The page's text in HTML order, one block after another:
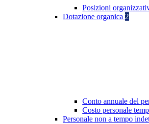
Posizioni
Dotazione organica 2
Conto annuale del
Costo personale
Personale non a tempo